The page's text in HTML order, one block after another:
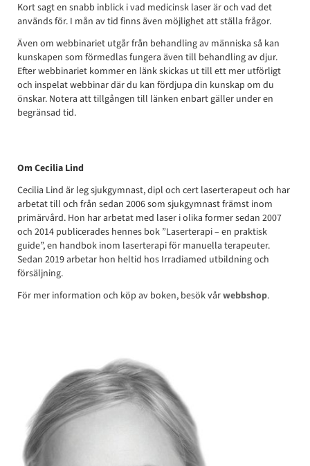
Kort sagt en snabb inblick i vad medicinsk laser är och vad det
används för. I mån av tid finns även möjlighet att ställa frågor.
Även om webbinariet utgår från behandling av människa så kan
kunskapen som förmedlas fungera även till behandling av djur.
Efter webbinariet kommer en länk skickas ut till ett mer utförligt
och inspelat webbinar där du kan fördjupa din kunskap om du
önskar. Notera att tillgången till länken enbart gäller under en
begränsad tid.
Om Cecilia Lind
Cecilia Lind är leg sjukgymnast, dipl och cert laserterapeut och har
arbetat till och från sedan 2006 som sjukgymnast främst inom
primärvård. Hon har arbetat med laser i olika former sedan 2007
och 2014 publicerades hennes bok ”Laserterapi – en praktisk
guide”, en handbok inom laserterapi för manuella terapeuter.
Sedan 2019 arbetar hon heltid hos Irradiamed utbildning och
försäljning.
För mer information och köp av boken, besök vårwebbshop.